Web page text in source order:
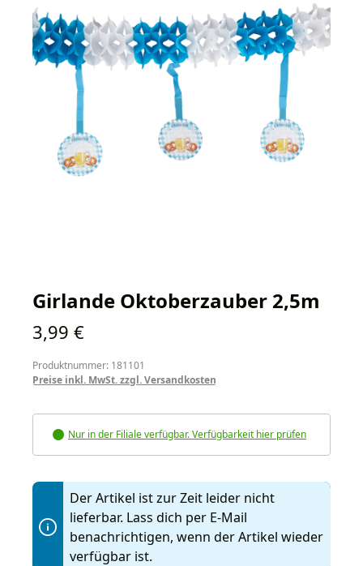
Girlande Oktoberzauber 2,5m
Regulärer Preis:
3,99 €
Produktnummer: 181101
Preise inkl. MwSt. zzgl. Versandkosten
Nur in der Filiale verfügbar. Verfügbarkeit hier prüfen
Der Artikel ist zur Zeit leider nicht
lieferbar. Lass dich per E-Mail
benachrichtigen, wenn der Artikel wieder
verfügbar ist.